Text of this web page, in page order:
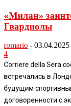
«Милан»
Гвардиолы
romario - 03.04.2025
4
Corriere della Sera
встречались в
будущим
договоренности с